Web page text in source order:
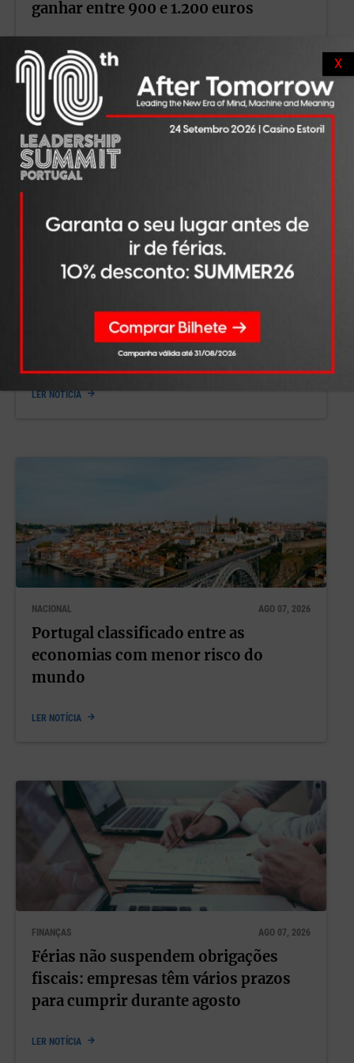
ganhar entre 900 e 1.200 euros
LER NOTÍCIA
TRABALHO AGO 07, 2026
fim e o silêncio dos recrutadores. O
que mais afasta um candidato de uma
LER NOTÍCIA
NACIONAL AGO 07, 2026
Portugal classificado entre as
economias com menor risco do
mundo
LER NOTÍCIA
FINANÇAS AGO 07, 2026
Férias não suspendem obrigações
fiscais: empresas têm vários prazos
para cumprir durante agosto
LER NOTÍCIA
X